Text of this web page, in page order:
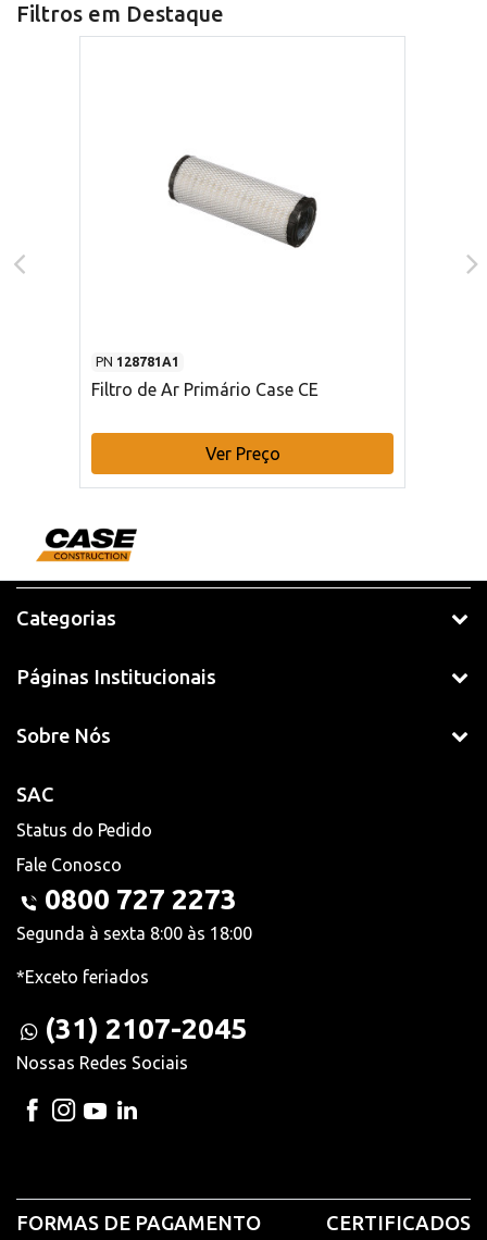
Filtros em Destaque
PN 128781A1
Filtro de Ar Primário Case CE
Ver Preço
Categorias
Páginas Institucionais
Sobre Nós
SAC
Status do Pedido
Fale Conosco
0800 727 2273
Segunda à sexta 8:00 às 18:00
*Exceto feriados
(31) 2107-2045
Nossas Redes Sociais
FORMAS DE PAGAMENTO CERTIFICADOS